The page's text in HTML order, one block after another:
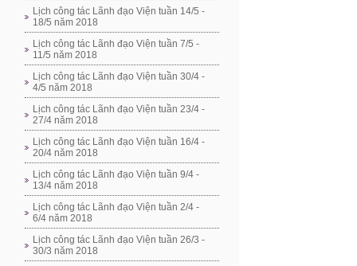
Lịch công tác Lãnh đạo Viện tuần 14/5 -
18/5 năm 2018
Lịch công tác Lãnh đạo Viện tuần 7/5 -
11/5 năm 2018
Lịch công tác Lãnh đạo Viện tuần 30/4 -
4/5 năm 2018
Lịch công tác Lãnh đạo Viện tuần 23/4 -
27/4 năm 2018
Lịch công tác Lãnh đạo Viện tuần 16/4 -
20/4 năm 2018
Lịch công tác Lãnh đạo Viện tuần 9/4 -
13/4 năm 2018
Lịch công tác Lãnh đạo Viện tuần 2/4 -
6/4 năm 2018
Lịch công tác Lãnh đạo Viện tuần 26/3 -
30/3 năm 2018